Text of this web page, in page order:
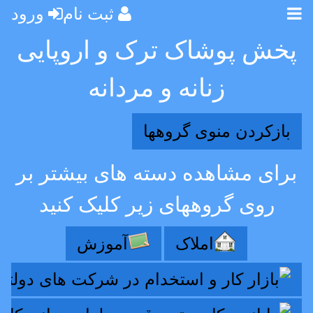
ورود ثبت نام
پخش پوشاک ترک و اروپایی
زنانه و مردانه
بازکردن منوی گروهها
برای مشاهده دسته های بیشتر بر
روی گروههای زیر کلیک کنید
املاک آموزش